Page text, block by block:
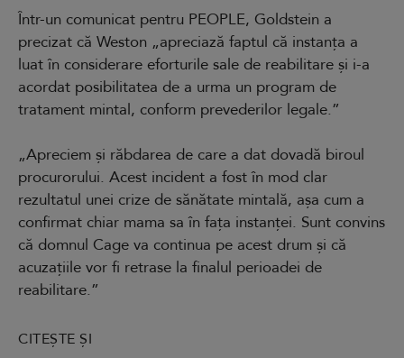
Într-un comunicat pentru PEOPLE, Goldstein a
precizat că Weston „apreciază faptul că instanța a
luat în considerare eforturile sale de reabilitare și i-a
acordat posibilitatea de a urma un program de
tratament mintal, conform prevederilor legale.”
„Apreciem și răbdarea de care a dat dovadă biroul
procurorului. Acest incident a fost în mod clar
rezultatul unei crize de sănătate mintală, așa cum a
confirmat chiar mama sa în fața instanței. Sunt convins
că domnul Cage va continua pe acest drum și că
acuzațiile vor fi retrase la finalul perioadei de
reabilitare.”
CITEȘTE ȘI